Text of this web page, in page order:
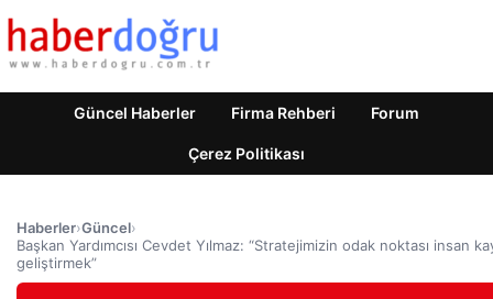
Güncel Haberler Firma Rehberi Forum
Çerez Politikası
Haberler›Güncel›
Başkan Yardımcısı Cevdet Yılmaz: “Stratejimizin odak noktası insan
geliştirmek”